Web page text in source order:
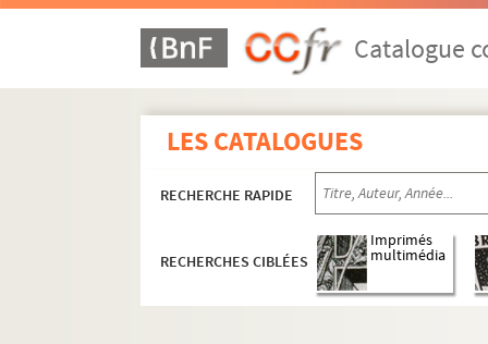
Catalogue
LES CATALOGUES
RECHERCHE RAPIDE
RECHERCHES CIBLÉES
Imprimés
multimédia